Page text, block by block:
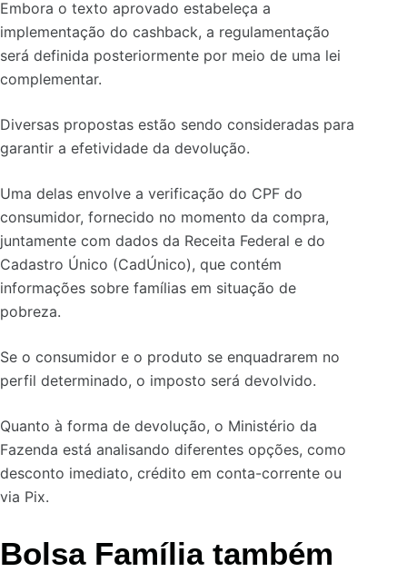
Embora o texto aprovado estabeleça a
implementação do cashback, a regulamentação
será definida posteriormente por meio de uma lei
complementar.
Diversas propostas estão sendo consideradas para
garantir a efetividade da devolução.
Uma delas envolve a verificação do CPF do
consumidor, fornecido no momento da compra,
juntamente com dados da Receita Federal e do
Cadastro Único (CadÚnico), que contém
informações sobre famílias em situação de
pobreza.
Se o consumidor e o produto se enquadrarem no
perfil determinado, o imposto será devolvido.
Quanto à forma de devolução, o Ministério da
Fazenda está analisando diferentes opções, como
desconto imediato, crédito em conta-corrente ou
via Pix.
Bolsa Família também